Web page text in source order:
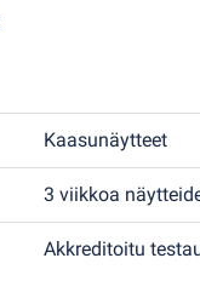
Kaasunäytteet
3 viikkoa
Akkreditoitu